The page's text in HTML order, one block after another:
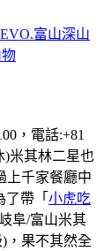
富山深山
，電話:+81
)米其林二星也
上千家餐廳中
帶「 小虎吃
阜/富山米其
，果不其然全